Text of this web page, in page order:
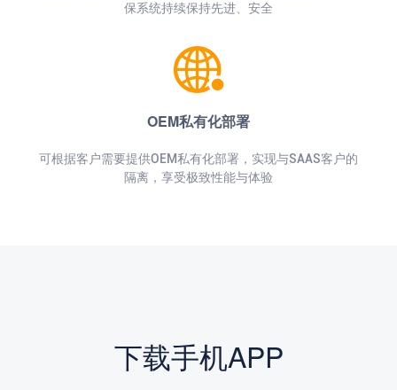
保系统持续保持先进、安全
OEM私有化部署
可根据客户需要提供OEM私有化部署，实现与SAAS客户的
隔离，享受极致性能与体验
下载手机APP